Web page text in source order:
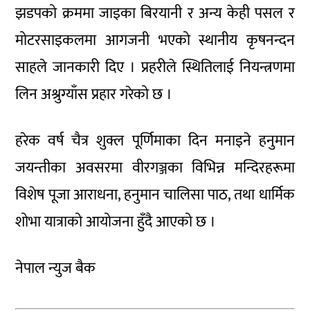
झडपको क्रममा जाइका बिरयानी र अन्य केही पसल र
मोटरसाइकलमा आगजनी भएको स्थानीय कृषनन्दन
साहले जानकारी दिए । प्रहरीले स्थितिलाई नियन्त्रणमा
लिन अश्रुग्याँस प्रहार गरेको छ ।
हरेक वर्ष चैत्र शुक्ल पूर्णिमाका दिन मनाइने हनुमान
जयन्तीका अवसरमा वीरगञ्जका विभिन्न मन्दिरहरूमा
विशेष पूजा आराधना, हनुमान चालिसा पाठ, तथा धार्मिक
शोभा यात्राको आयोजना हुँदै आएको छ ।
नेपाल न्युज बैक